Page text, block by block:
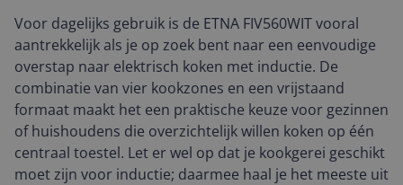
Voor dagelijks gebruik is de ETNA FIV560WIT vooral
aantrekkelijk als je op zoek bent naar een eenvoudige
overstap naar elektrisch koken met inductie. De
combinatie van vier kookzones en een vrijstaand
formaat maakt het een praktische keuze voor gezinnen
of huishoudens die overzichtelijk willen koken op één
centraal toestel. Let er wel op dat je kookgerei geschikt
moet zijn voor inductie; daarmee haal je het meeste uit